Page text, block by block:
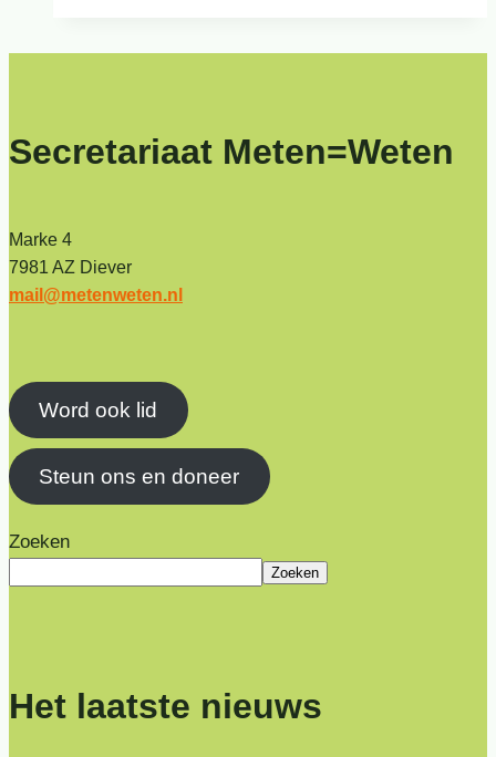
Secretariaat Meten=Weten
Marke 4
7981 AZ Diever
mail@metenweten.nl
Word ook lid
Steun ons en doneer
Zoeken
Zoeken
Het laatste nieuws